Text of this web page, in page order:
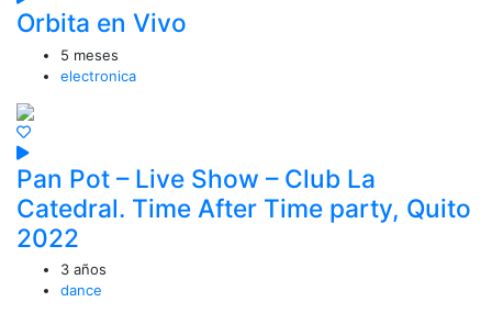
Orbita en Vivo
5 meses
electronica
Pan Pot – Live Show – Club La
Catedral. Time After Time party, Quito
2022
3 años
dance